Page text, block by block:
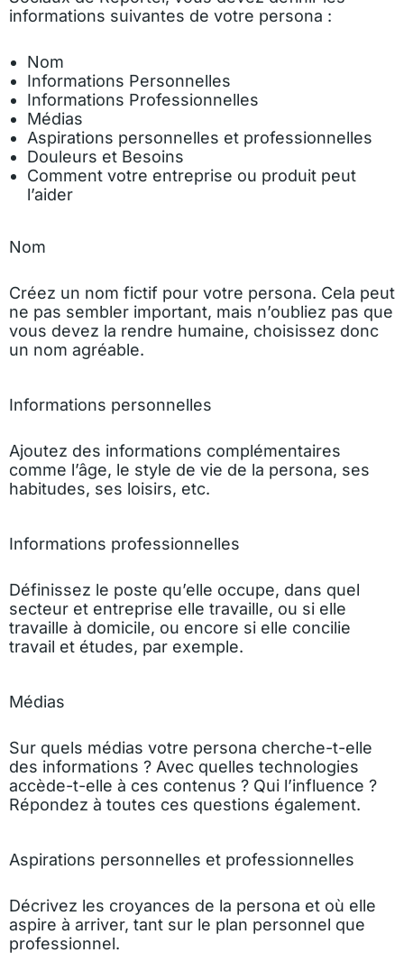
informations suivantes de votre persona :
Nom
Informations Personnelles
Informations Professionnelles
Médias
Aspirations personnelles et professionnelles
Douleurs et Besoins
Comment votre entreprise ou produit peut
l’aider
Nom
Créez un nom fictif pour votre persona. Cela peut
ne pas sembler important, mais n’oubliez pas que
vous devez la rendre humaine, choisissez donc
un nom agréable.
Informations personnelles
Ajoutez des informations complémentaires
comme l’âge, le style de vie de la persona, ses
habitudes, ses loisirs, etc.
Informations professionnelles
Définissez le poste qu’elle occupe, dans quel
secteur et entreprise elle travaille, ou si elle
travaille à domicile, ou encore si elle concilie
travail et études, par exemple.
Médias
Sur quels médias votre persona cherche-t-elle
des informations ? Avec quelles technologies
accède-t-elle à ces contenus ? Qui l’influence ?
Répondez à toutes ces questions également.
Aspirations personnelles et professionnelles
Décrivez les croyances de la persona et où elle
aspire à arriver, tant sur le plan personnel que
professionnel.